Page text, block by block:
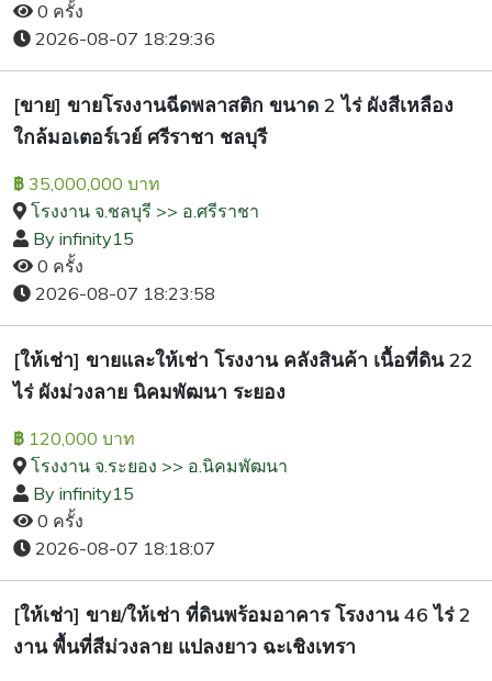
0 ครั้ง
2026-08-07 18:29:36
[ขาย] ขายโรงงานฉีดพลาสติก ขนาด 2 ไร่ ผังสีเหลือง
ใกล้มอเตอร์เวย์ ศรีราชา ชลบุรี
฿ 35,000,000 บาท
โรงงาน จ.ชลบุรี >> อ.ศรีราชา
By infinity15
0 ครั้ง
2026-08-07 18:23:58
[ให้เช่า] ขายและให้เช่า โรงงาน คลังสินค้า เนื้อที่ดิน 22
ไร่ ผังม่วงลาย นิคมพัฒนา ระยอง
฿ 120,000 บาท
โรงงาน จ.ระยอง >> อ.นิคมพัฒนา
By infinity15
0 ครั้ง
2026-08-07 18:18:07
[ให้เช่า] ขาย/ให้เช่า ที่ดินพร้อมอาคาร โรงงาน 46 ไร่ 2
งาน พื้นที่สีม่วงลาย แปลงยาว ฉะเชิงเทรา